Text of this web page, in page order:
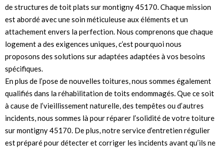
de structures de toit plats sur montigny 45170. Chaque mission
est abordé avec une soin méticuleuse aux éléments et un
attachement envers la perfection. Nous comprenons que chaque
logement a des exigences uniques, c’est pourquoi nous
proposons des solutions sur adaptées adaptées à vos besoins
spécifiques.
En plus de l’pose de nouvelles toitures, nous sommes également
qualifiés dans la réhabilitation de toits endommagés. Que ce soit
à cause de l’vieillissement naturelle, des tempêtes ou d’autres
incidents, nous sommes là pour réparer l’solidité de votre toiture
sur montigny 45170. De plus, notre service d’entretien régulier
est préparé pour détecter et corriger les incidents avant qu’ils ne